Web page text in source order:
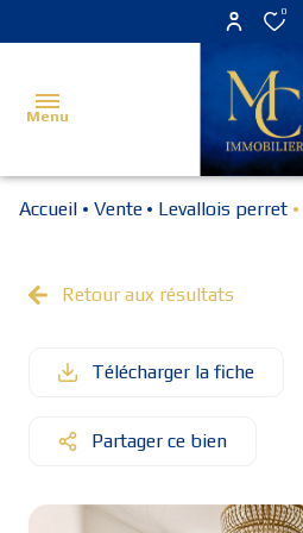
0
Menu
Estimer
Louer
Vendu
Accueil Vente Levallois perret
Retour aux résultats
Télécharger la fiche
Partager ce bien